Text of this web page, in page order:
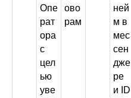
Опе
рат
ора
с
цел
ью
уве
ово
рам
ней
м в
мес
сен
дже
ре
и ID